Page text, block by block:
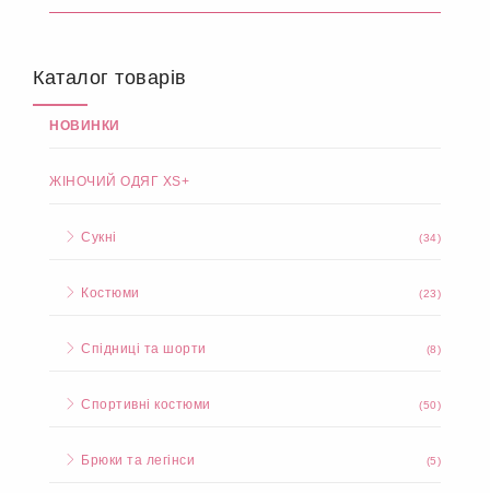
Каталог товарів
НОВИНКИ
ЖІНОЧИЙ ОДЯГ XS+
Сукні (34)
Костюми (23)
Спідниці та шорти (8)
Спортивні костюми (50)
Брюки та легінси (5)